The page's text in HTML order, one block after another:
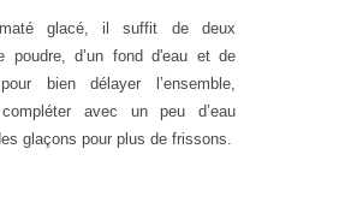
glacé, il suffit de deux
poudre, d’un fond d'eau et de
bien délayer l’ensemble,
avec un peu d’eau
glaçons pour plus de frissons.